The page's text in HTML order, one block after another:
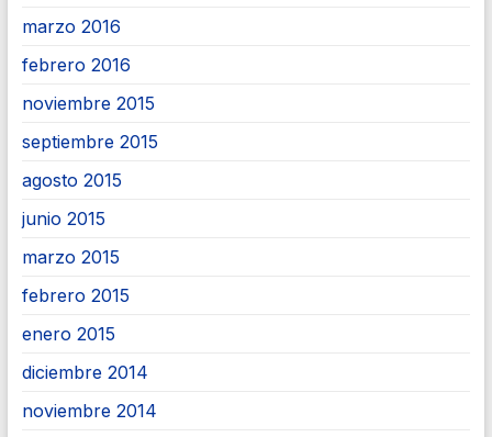
marzo 2016
febrero 2016
noviembre 2015
septiembre 2015
agosto 2015
junio 2015
marzo 2015
febrero 2015
enero 2015
diciembre 2014
noviembre 2014